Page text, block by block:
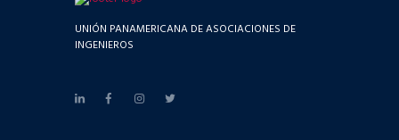
UNIÓN PANAMERICANA DE ASOCIACIONES DE
INGENIEROS